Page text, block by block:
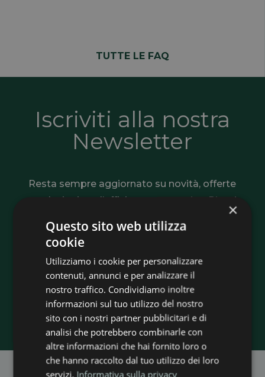
TUTTE LE FAQ
Iscriviti alla nostra
Newsletter
Resta sempre aggiornato su novità, offerte
e soluzioni per l’efficienza energetica. Ricevi
consigli utili, informazioni sugli incentivi e
tutte le opportunità per risparmiare e
rendere più sostenibile la tua casa o la tua
azienda.
Iscriviti adesso
×
Questo sito web utilizza
cookie
Utilizziamo i cookie per personalizzare
contenuti, annunci e per analizzare il
nostro traffico. Condividiamo inoltre
informazioni sul tuo utilizzo del nostro
sito con i nostri partner pubblicitari e di
analisi che potrebbero combinarle con
altre informazioni che hai fornito loro o
che hanno raccolto dal tuo utilizzo dei loro
servizi. Informativa sulla privacy